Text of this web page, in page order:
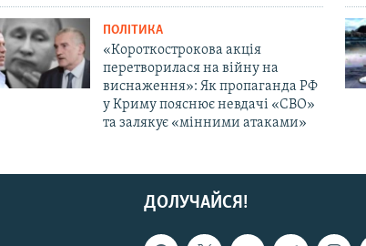
ПОЛІТИКА
«Короткострокова акція
перетворилася на війну на
виснаження»: Як пропаганда РФ
у Криму пояснює невдачі «СВО»
та залякує «мінними атаками»
ДОЛУЧАЙСЯ!